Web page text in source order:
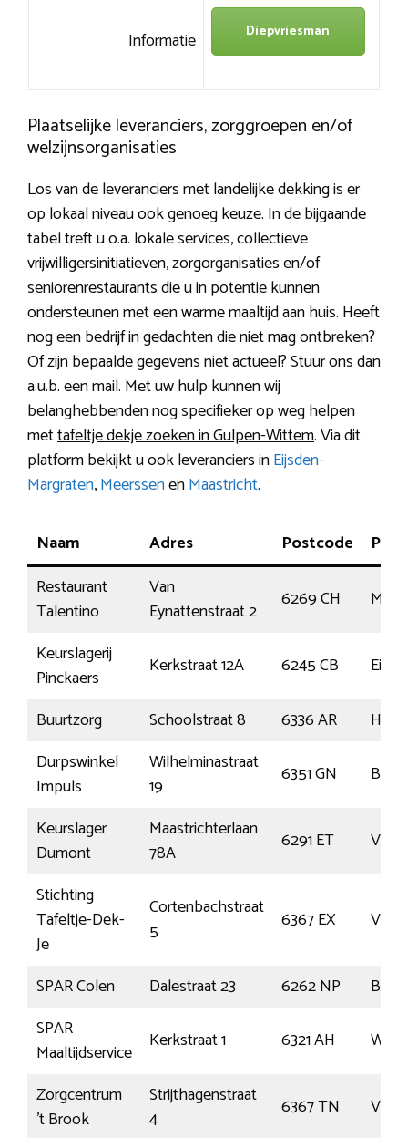
Informatie Diepvriesman
Plaatselijke leveranciers, zorggroepen en/of
welzijnsorganisaties
Los van de leveranciers met landelijke dekking is er
op lokaal niveau ook genoeg keuze. In de bijgaande
tabel treft u o.a. lokale services, collectieve
vrijwilligersinitiatieven, zorgorganisaties en/of
seniorenrestaurants die u in potentie kunnen
ondersteunen met een warme maaltijd aan huis. Heeft
nog een bedrijf in gedachten die niet mag ontbreken?
Of zijn bepaalde gegevens niet actueel? Stuur ons dan
a.u.b. een mail. Met uw hulp kunnen wij
belanghebbenden nog specifieker op weg helpen
mettafeltje dekje zoeken in Gulpen-Wittem. Via dit
platform bekijkt u ook leveranciers inEijsden-
Margraten,MeerssenenMaastricht.
Naam Adres Postcode
Restaurant
Talentino
Van
Eynattenstraat 2
6269 CH
Keurslagerij
Pinckaers
Kerkstraat 12A 6245 CB
Buurtzorg
Schoolstraat 8 6336 AR
Durpswinkel
Impuls
Wilhelminastraat
19
6351 GN
Keurslager
Dumont
Maastrichterlaan
78A
6291 ET
Vaals
Stichting
Tafeltje-Dek-
Je
Cortenbachstraat
5
6367 EX
SPAR Colen Dalestraat 23 6262 NP
SPAR
Maaltijdservice
Kerkstraat 1 6321 AH
Wijlre
Zorgcentrum
’t Brook
Strijthagenstraat
4
6367 TN